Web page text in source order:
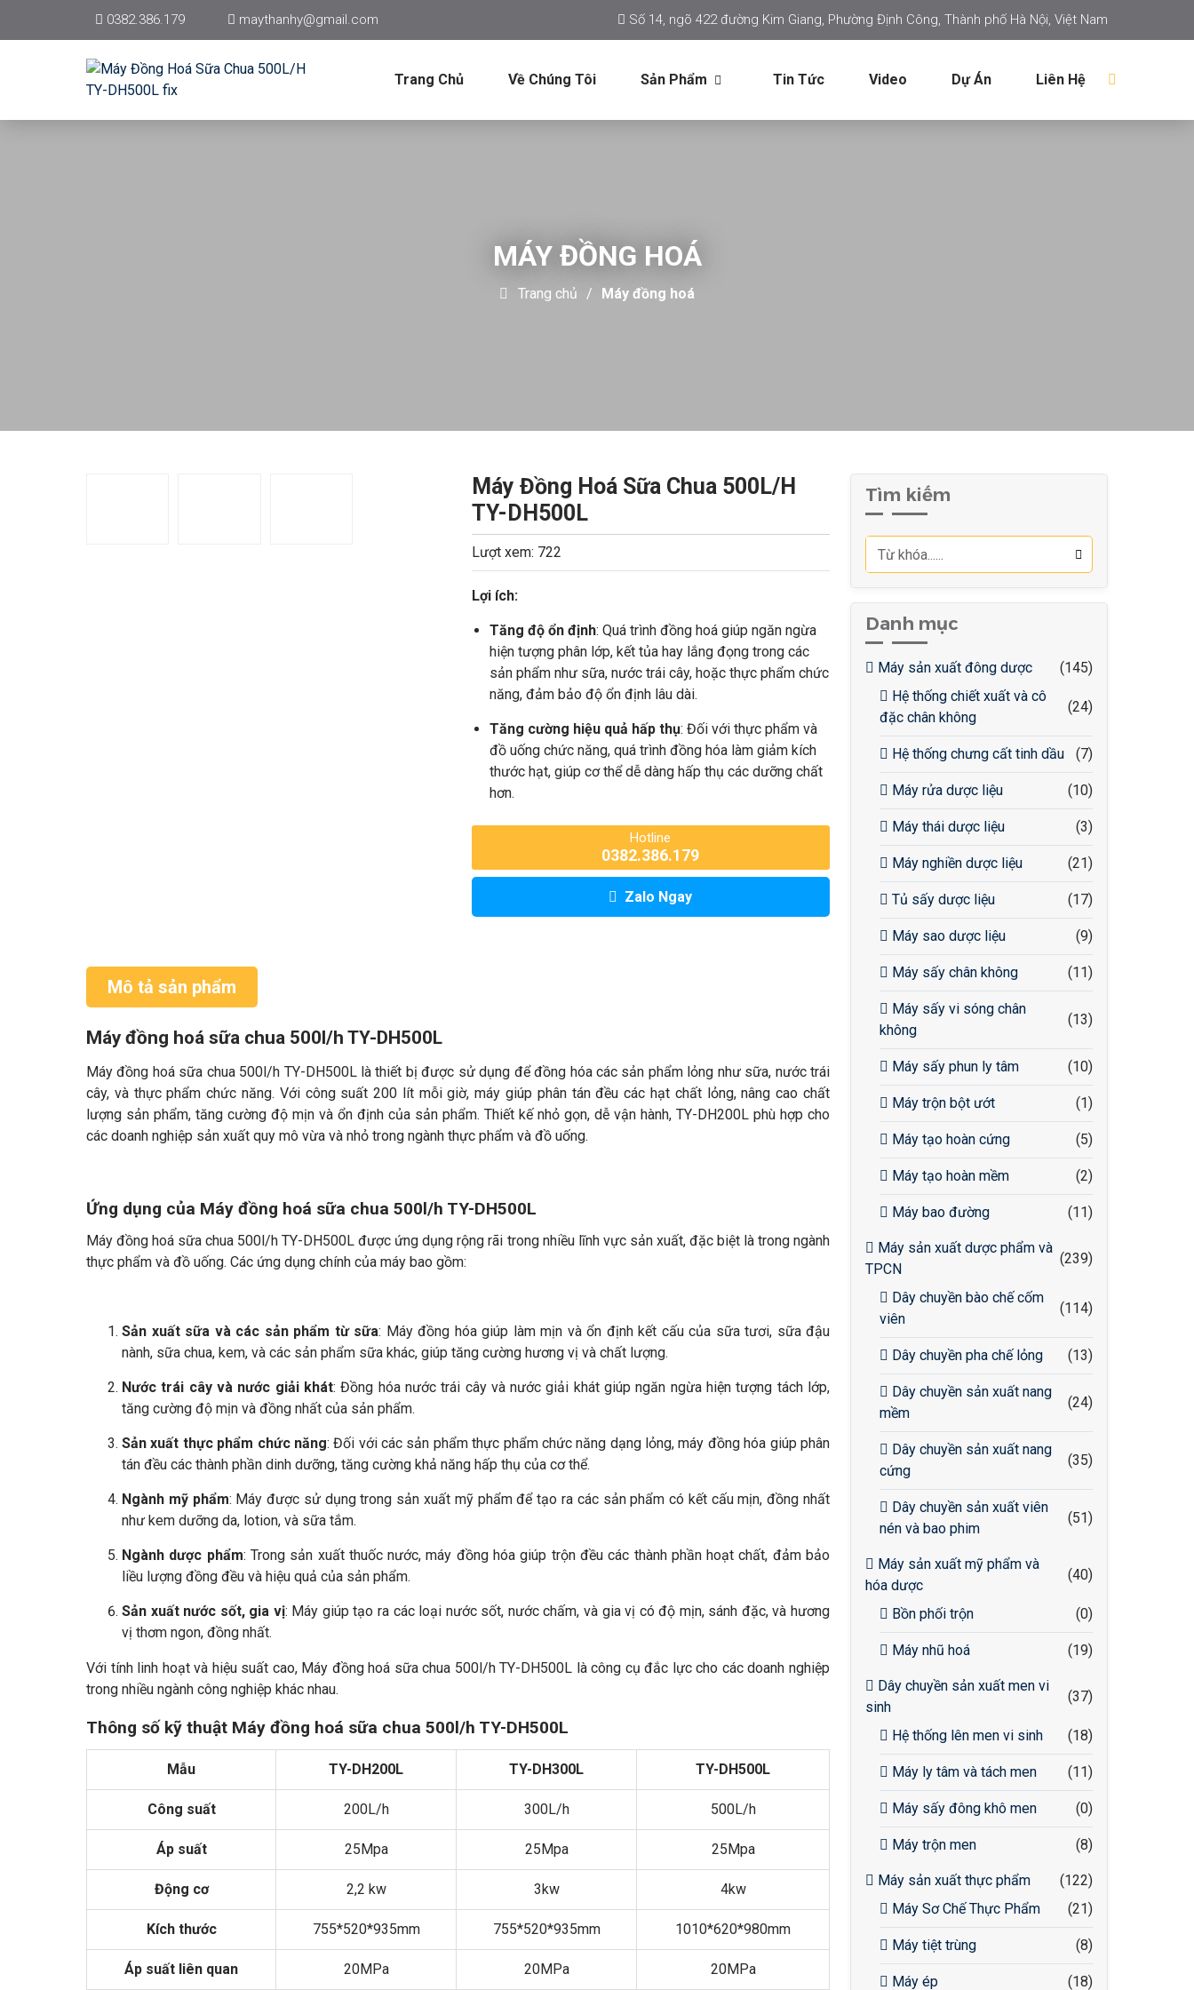
0382.386.179 maythanhy@gmail.com Số 14, ngõ 422 đường Kim Giang, Phường Định Công, Thành phố Hà Nội, Việt Nam
Trang Chủ Về Chúng Tôi Sản Phẩm Tin Tức Video Dự Án Liên Hệ
MÁY ĐỒNG HOÁ
Trang chủ Máy đồng hoá
Máy Đồng Hoá Sữa Chua 500L/H
TY-DH500L
Lượt xem: 722
Lợi ích:
Tăng độ ổn định: Quá trình đồng hoá giúp ngăn ngừa
hiện tượng phân lớp, kết tủa hay lắng đọng trong các
sản phẩm như sữa, nước trái cây, hoặc thực phẩm chức
năng, đảm bảo độ ổn định lâu dài.
Tăng cường hiệu quả hấp thụ: Đối với thực phẩm và
đồ uống chức năng, quá trình đồng hóa làm giảm kích
thước hạt, giúp cơ thể dễ dàng hấp thụ các dưỡng chất
hơn.
Hotline
0382.386.179
Zalo Ngay
Mô tả sản phẩm
Máy đồng hoá sữa chua 500l/h TY-DH500L
Máy đồng hoá sữa chua 500l/h TY-DH500L là thiết bị được sử dụng để đồng hóa các sản phẩm lỏng như sữa, nước trái
cây, và thực phẩm chức năng. Với công suất 200 lít mỗi giờ, máy giúp phân tán đều các hạt chất lỏng, nâng cao chất
lượng sản phẩm, tăng cường độ mịn và ổn định của sản phẩm. Thiết kế nhỏ gọn, dễ vận hành, TY-DH200L phù hợp cho
các doanh nghiệp sản xuất quy mô vừa và nhỏ trong ngành thực phẩm và đồ uống.
Ứng dụng của Máy đồng hoá sữa chua 500l/h TY-DH500L
Máy đồng hoá sữa chua 500l/h TY-DH500L được ứng dụng rộng rãi trong nhiều lĩnh vực sản xuất, đặc biệt là trong ngành
thực phẩm và đồ uống. Các ứng dụng chính của máy bao gồm:
Sản xuất sữa và các sản phẩm từ sữa: Máy đồng hóa giúp làm mịn và ổn định kết cấu của sữa tươi, sữa đậu
nành, sữa chua, kem, và các sản phẩm sữa khác, giúp tăng cường hương vị và chất lượng.
Nước trái cây và nước giải khát: Đồng hóa nước trái cây và nước giải khát giúp ngăn ngừa hiện tượng tách lớp,
tăng cường độ mịn và đồng nhất của sản phẩm.
Sản xuất thực phẩm chức năng: Đối với các sản phẩm thực phẩm chức năng dạng lỏng, máy đồng hóa giúp phân
tán đều các thành phần dinh dưỡng, tăng cường khả năng hấp thụ của cơ thể.
Ngành mỹ phẩm: Máy được sử dụng trong sản xuất mỹ phẩm để tạo ra các sản phẩm có kết cấu mịn, đồng nhất
như kem dưỡng da, lotion, và sữa tắm.
Ngành dược phẩm: Trong sản xuất thuốc nước, máy đồng hóa giúp trộn đều các thành phần hoạt chất, đảm bảo
liều lượng đồng đều và hiệu quả của sản phẩm.
Sản xuất nước sốt, gia vị: Máy giúp tạo ra các loại nước sốt, nước chấm, và gia vị có độ mịn, sánh đặc, và hương
vị thơm ngon, đồng nhất.
Với tính linh hoạt và hiệu suất cao, Máy đồng hoá sữa chua 500l/h TY-DH500L là công cụ đắc lực cho các doanh nghiệp
trong nhiều ngành công nghiệp khác nhau.
Thông số kỹ thuật Máy đồng hoá sữa chua 500l/h TY-DH500L
Mẫu TY-DH200L TY-DH300L TY-DH500L
Công suất 200L/h 300L/h 500L/h
Áp suất 25Mpa 25Mpa 25Mpa
Động cơ 2,2 kw 3kw 4kw
Kích thước 755*520*935mm 755*520*935mm 1010*620*980mm
Áp suất liên quan 20MPa 20MPa 20MPa
Tìm kiếm
Danh mục
Máy sản xuất đông dược
(145)
Hệ thống chiết xuất và cô
đặc chân không
(24)
Hệ thống chưng cất tinh dầu (7)
Máy rửa dược liệu (10)
Máy thái dược liệu (3)
Máy nghiền dược liệu (21)
Tủ sấy dược liệu (17)
Máy sao dược liệu (9)
Máy sấy chân không (11)
Máy sấy vi sóng chân
không
(13)
Máy sấy phun ly tâm (10)
Máy trộn bột ướt (1)
Máy tạo hoàn cứng (5)
Máy tạo hoàn mềm (2)
Máy bao đường (11)
Máy sản xuất dược phẩm và
TPCN
(239)
Dây chuyền bào chế cốm
viên
(114)
Dây chuyền pha chế lỏng (13)
Dây chuyền sản xuất nang
mềm
(24)
Dây chuyền sản xuất nang
cứng
(35)
Dây chuyền sản xuất viên
nén và bao phim
(51)
Máy sản xuất mỹ phẩm và
hóa dược
(40)
Bồn phối trộn (0)
Máy nhũ hoá (19)
Dây chuyền sản xuất men vi
sinh
(37)
Hệ thống lên men vi sinh (18)
Máy ly tâm và tách men (11)
Máy sấy đông khô men (0)
Máy trộn men (8)
Máy sản xuất thực phẩm
(122)
Máy Sơ Chế Thực Phẩm
(21)
Máy tiệt trùng (8)
Máy ép (18)